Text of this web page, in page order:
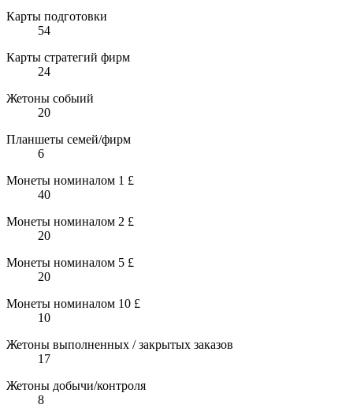
Карты подготовки
54
Карты стратегий фирм
24
Жетоны собыий
20
Планшеты семей/фирм
6
Монеты номиналом 1 £
40
Монеты номиналом 2 £
20
Монеты номиналом 5 £
20
Монеты номиналом 10 £
10
Жетоны выполненных / закрытых заказов
17
Жетоны добычи/контроля
8